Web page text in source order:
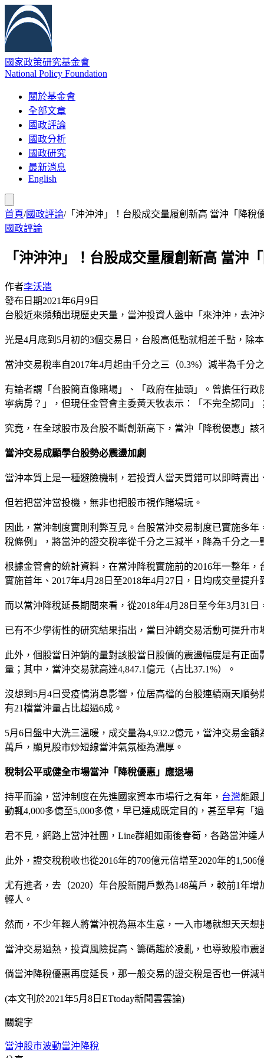
國家政策研究基金會
National Policy Foundation
關於基金會
全部文章
國政評論
國政分析
國政研究
最新消息
English
首頁/國政評論/「沖沖沖」！台股成交量履創新高 當沖「降稅
國政評論
「沖沖沖」！台股成交量履創新高 當沖
作者李沃牆
發布日期2021年6月9日
台股近來頻頻出現歷史天量，當沖投資人盤中「來沖沖，去
光是4月底到5月初的3個交易日，台股高低點就相差千點，除
當沖交易稅率自2017年4月起由千分之三（0.3%）減半為千
有論者謂「台股簡直像賭場」、「政府在抽頭」。曾擔任行
寧病房？」，但現任金管會主委黃天牧表示：「不完全認同
究竟，在全球股市及台股不斷創新高下，當沖「降稅優惠」該
當沖交易成顯學台股勢必震盪加劇
當沖本質上是一種避險機制，若投資人當天買錯可以即時賣
但若把當沖當投機，無非也把股市視作賭場玩。
因此，當沖制度實則利弊互見。台股當沖交易制度已實施多
稅條例」，將當沖的證交稅率從千分之三減半，降為千分之
根據金管會的統計資料，在當沖降稅實施前的2016年一整年
實施首年、2017年4月28日至2018年4月27日，日均成交量提
而以當沖降稅延長期間來看，從2018年4月28日至今年3月31
已有不少學術性的研究結果指出，當日沖銷交易活動可提升
此外，個股當日沖銷的量對該股當日股價的震盪幅度是有正
量；其中，當沖交易就高達4,847.1億元（占比37.1%）。
沒想到5月4日受疫情消息影響，位居高檔的台股連續兩天順
有21檔當沖量占比超過6成。
5月6日盤中大洗三溫暖，成交量為4,932.2億元，當沖交易金
萬戶，顯見股市炒短線當沖氣氛極為濃厚。
稅制公平或健全市場當沖「降稅優惠」應退場
持平而論，當沖制度在先進國家資本市場行之有年， 台灣能跟
動輒4,000多億至5,000多億，早已達成既定目的，甚至早有
君不見，網路上當沖社團，Line群組如雨後春筍，各路當沖
此外，證交稅稅收也從2016年的709億元倍增至2020年的
尤有進者，去（2020）年台股新開戶數為148萬戶，較前1年
輕人。
然而，不少年輕人將當沖視為無本生意，一入市場就想天天想
當沖交易過熱，投資風險提高、籌碼趨於凌亂，也導致股市
倘當沖降稅優惠再度延長，那一般交易的證交稅是否也一併
(本文刊於2021年5月8日ETtoday新聞雲雲論)
關鍵字
當沖股市波動當沖降稅